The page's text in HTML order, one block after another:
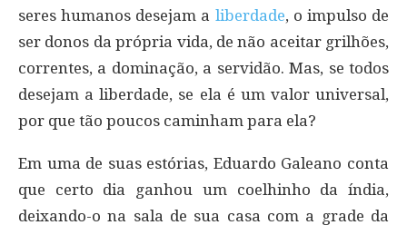
seres humanos desejam a liberdade, o impulso de
ser donos da própria vida, de não aceitar grilhões,
correntes, a dominação, a servidão. Mas, se todos
desejam a liberdade, se ela é um valor universal,
por que tão poucos caminham para ela?
Em uma de suas estórias, Eduardo Galeano conta
que certo dia ganhou um coelhinho da índia,
deixando-o na sala de sua casa com a grade da